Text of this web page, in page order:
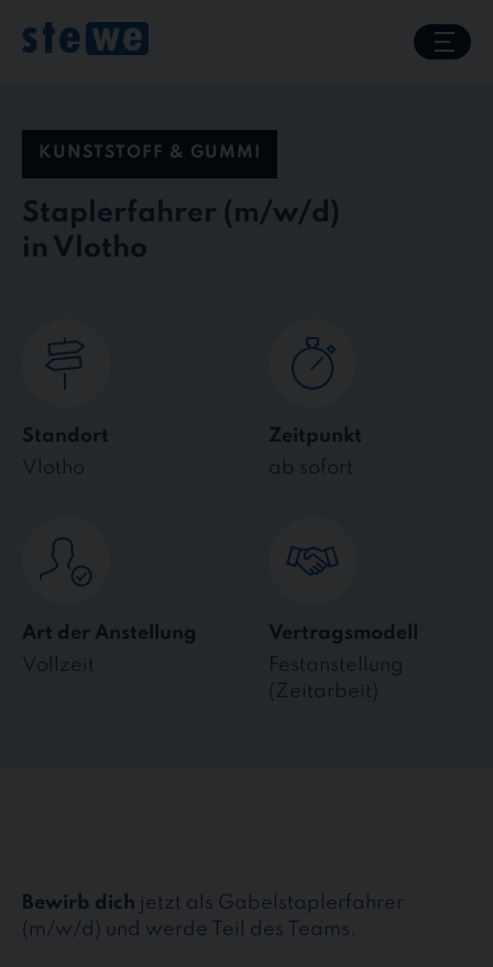
content
KUNSTSTOFF & GUMMI
Staplerfahrer
in Vlotho
Standort
Vlotho
Zeitpunkt
ab sofort
Art der Anstellung
Vollzeit
Vertragsmodell
Festanstellung
(Zeitarbeit)
Bewirb dich jetzt als Gabelstaplerfahrer
(m/w/d) und werde Teil des Teams.